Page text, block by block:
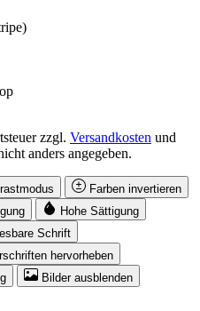
zzgl. Versandkosten und
anders angegeben.
Farben invertieren
Hohe Sättigung
Schrift
hervorheben
Bilder ausblenden